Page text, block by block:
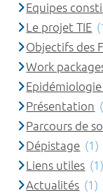
Equipes
Le projet TIE
Objectifs des
Work
Présentation
Parcours de
Dépistage (1)
Liens utiles (1)
Actualités (1)